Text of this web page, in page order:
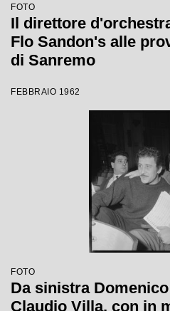
FOTO
Il direttore
Flo Sandon's alle
di Sanremo
FEBBRAIO 1962
FOTO
Da sinistra
Claudio Villa, con in